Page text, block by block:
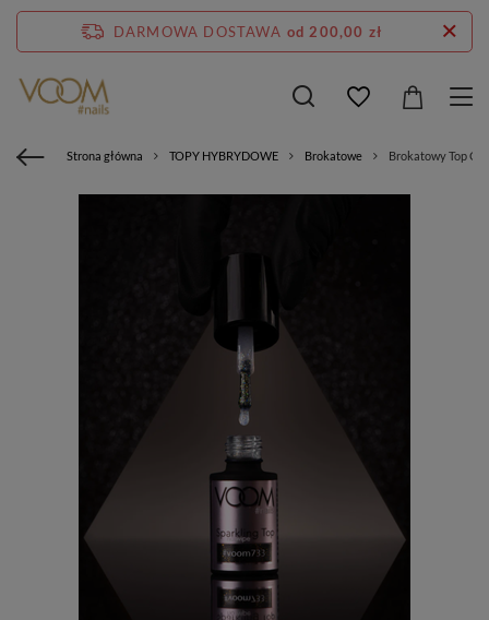
DARMOWA DOSTAWA od 200,00 zł
Strona główna TOPY HYBRYDOWE Brokatowe Brokatowy Top